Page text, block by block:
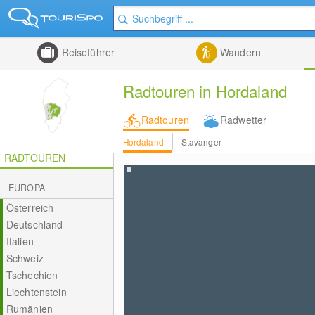
Reiseführer Wandern
Radtouren in Hordaland
Radtouren Radwetter
Hordaland Stavanger
RADTOUREN
EUROPA
Österreich
Deutschland
Italien
Schweiz
Tschechien
Liechtenstein
Rumänien